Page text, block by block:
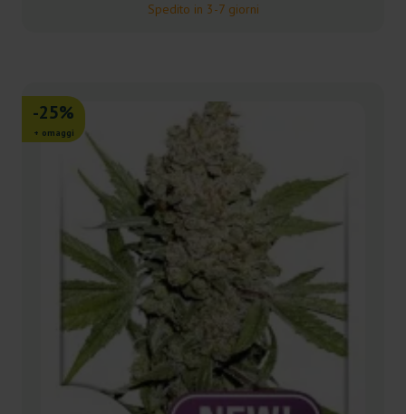
Spedito in 3-7 giorni
-25%
+ omaggi